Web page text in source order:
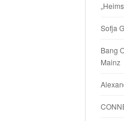
Sofja
Bang
Mainz